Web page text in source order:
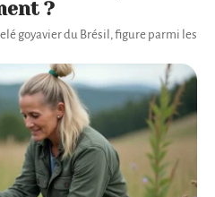
?
goyavier du Brésil, figure parmi les